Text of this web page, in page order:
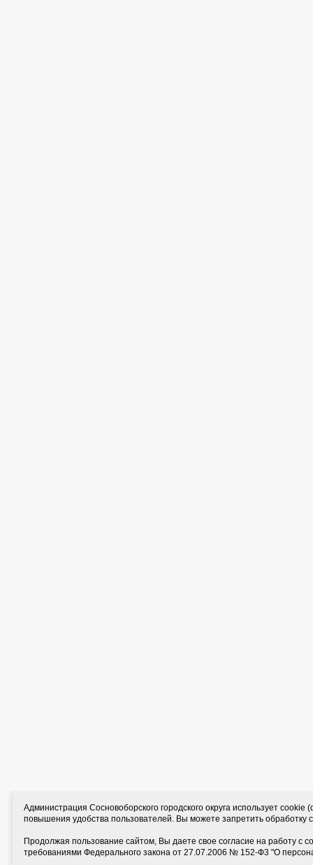
Администрация Сосновоборского городского округа использует
повышения удобства пользователей. Вы можете запретить обработку
Продолжая пользование сайтом, Вы даете свое согласие на работу с
требованиями Федерального закона от 27.07.2006 № 152-Ф3 "О